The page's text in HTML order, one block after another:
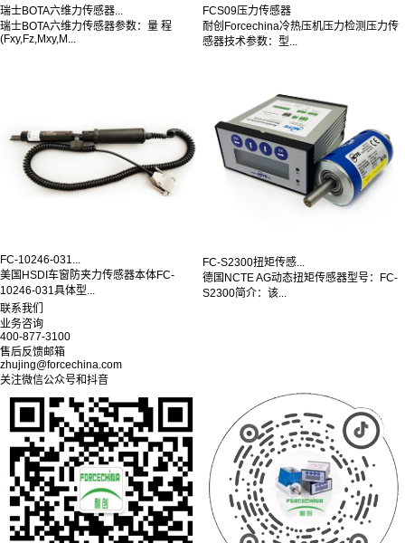
瑞士BOTA六维力传感器...
瑞士BOTA六维力传感器参数：量 程
(Fxy,Fz,Mxy,M...
FCS09压力传感器
耐创Forcechina冷热压机压力检测压力传
感器技术参数：型...
FC-10246-031...
美国HSDI车窗防夹力传感器本体FC-
10246-031具体型...
FC-S2300扭矩传感...
德国NCTE AG动态扭矩传感器型号：FC-
S2300简介：该...
联系我们
业务咨询
400-877-3100
售后反馈邮箱
zhujing@forcechina.com
关注微信公众号和抖音